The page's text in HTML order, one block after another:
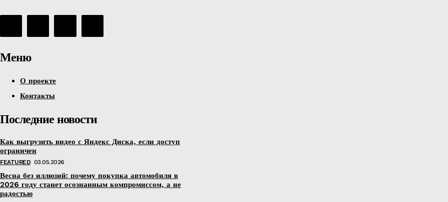
Меню
О проекте
Контакты
Последние новости
Как выгрузить видео с Яндекс Диска, если доступ
ограничен
FEATURED 03.05.2026
Весна без иллюзий: почему покупка автомобиля в
2026 году станет осознанным компромиссом, а не
радостью